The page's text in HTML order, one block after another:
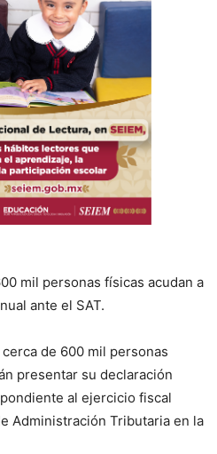
mil personas físicas acudan a
ante el SAT.
de 600 mil personas
presentar su declaración
al ejercicio fiscal
Administración Tributaria en la